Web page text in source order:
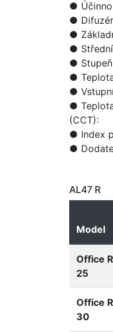
●
●
●
●
●
●
●
●
(CCT):
● Index
●
AL47 R
Model
Office
25
Office
30